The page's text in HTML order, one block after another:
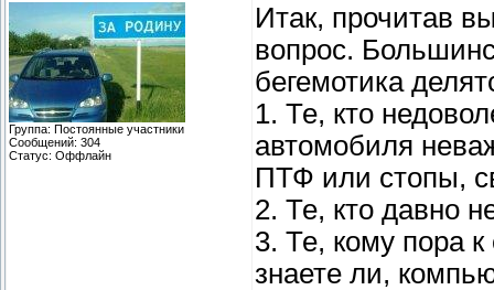
Группа: Постоянные участники
Сообщений: 304
Статус: Оффлайн
Итак, прочитав
вопрос.
бегемотика
1. Те, кто
автомобиля
ПТФ или стопы,
2. Те, кто давно
3. Те, кому пора к
знаете ли,